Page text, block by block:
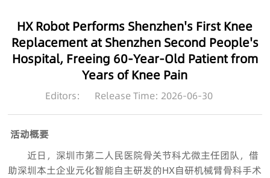
HX Robot Performs Shenzhen's First Knee
Replacement at Shenzhen Second People's
Hospital, Freeing 60-Year-Old Patient from
Years of Knee Pain
Editors: Release Time: 2026-06-30
活动概要
近日，深圳市第二人民医院骨关节科尤微主任团队，借
助深圳本土企业元化智能自主研发的HX自研机械臂骨科手术